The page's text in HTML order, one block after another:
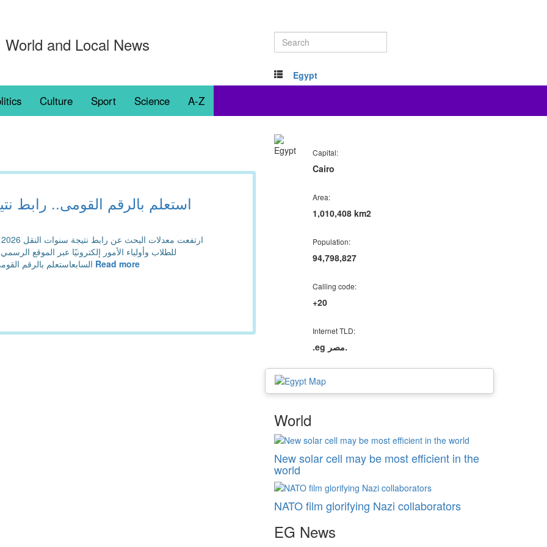
World and Local News
Egypt
Culture Sport Science A-Z
للطلاب وأولياء الأمور إلكترونيًا عبر الموقع
Read more
Capital:
Cairo
Area:
1,010,408 km2
Population:
94,798,827
Calling code:
+20
Internet TLD:
.eg مصر.
World
New solar cell may be most efficient in the
world
NATO film glorifying Nazi collaborators
EG News